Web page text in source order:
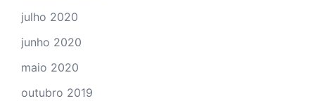
julho 2020
junho 2020
maio 2020
outubro 2019